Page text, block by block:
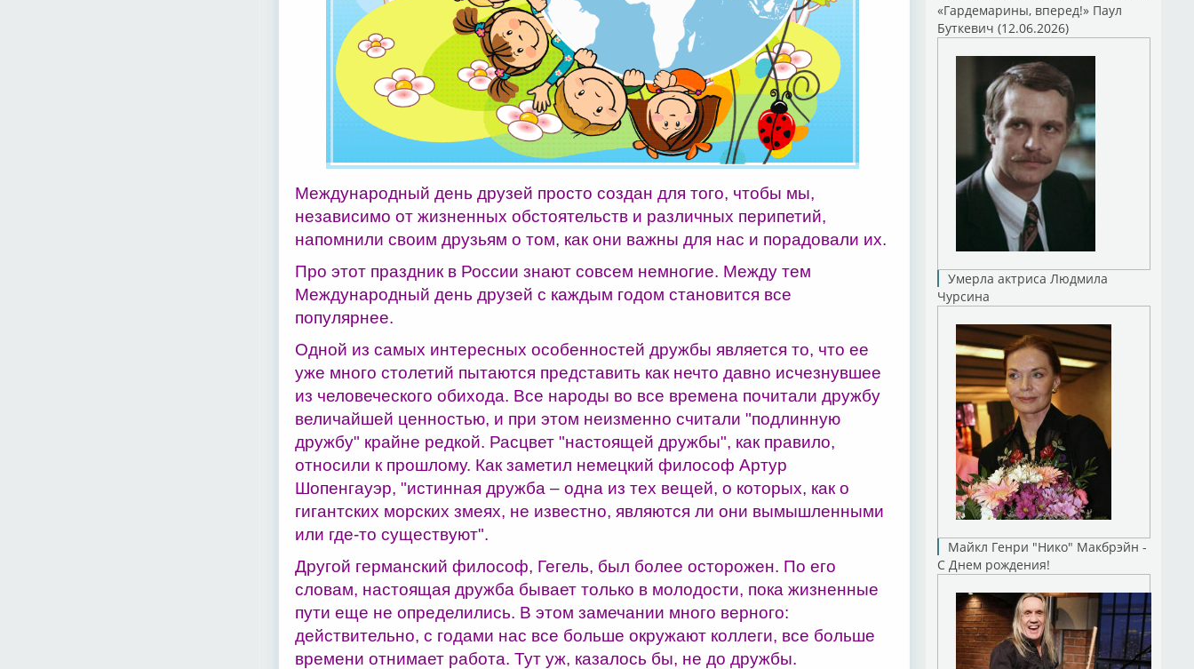
Международный день друзей просто создан для того, чтобы мы,
независимо от жизненных обстоятельств и различных перипетий,
напомнили своим друзьям о том, как они важны для нас и порадовали их.
Про этот праздник в России знают совсем немногие. Между тем
Международный день друзей с каждым годом становится все
популярнее.
Одной из самых интересных особенностей дружбы является то, что ее
уже много столетий пытаются представить как нечто давно исчезнувшее
из человеческого обихода. Все народы во все времена почитали дружбу
величайшей ценностью, и при этом неизменно считали "подлинную
дружбу" крайне редкой. Расцвет "настоящей дружбы", как правило,
относили к прошлому. Как заметил немецкий философ Артур
Шопенгауэр, "истинная дружба – одна из тех вещей, о которых, как о
гигантских морских змеях, не известно, являются ли они вымышленными
или где-то существуют".
Другой германский философ, Гегель, был более осторожен. По его
словам, настоящая дружба бывает только в молодости, пока жизненные
пути еще не определились. В этом замечании много верного:
действительно, с годами нас все больше окружают коллеги, все больше
времени отнимает работа. Тут уж, казалось бы, не до дружбы.
«Гардемарины, вперед!» Паул
Буткевич (12.06.2026)
Умерла актриса Людмила
Чурсина
Майкл Генри "Нико" Макбрэйн -
С Днем рождения!